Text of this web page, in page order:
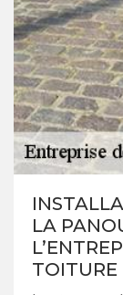
LA
TOITURE